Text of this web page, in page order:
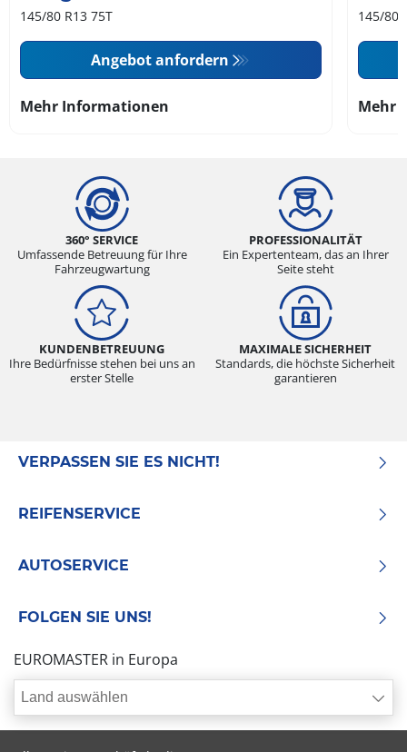
145/80 R13 75T
Angebot anfordern
Mehr Informationen
145/80
Mehr
360° SERVICE
Umfassende Betreuung für Ihre
Fahrzeugwartung
PROFESSIONALITÄT
Ein Expertenteam, das an Ihrer
Seite steht
KUNDENBETREUUNG
Ihre Bedürfnisse stehen bei uns an
erster Stelle
MAXIMALE SICHERHEIT
Standards, die höchste Sicherheit
garantieren
VERPASSEN SIE ES NICHT!
REIFENSERVICE
AUTOSERVICE
FOLGEN SIE UNS!
EUROMASTER in Europa
Land auswählen